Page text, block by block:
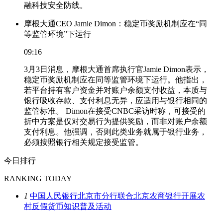
融科技安全防线。
摩根大通CEO Jamie Dimon：稳定币奖励机制应在“同
等监管环境”下运行
09:16
3月3日消息，摩根大通首席执行官Jamie Dimon表示，
稳定币奖励机制应在同等监管环境下运行。他指出，
若平台持有客户资金并对账户余额支付收益，本质与
银行吸收存款、支付利息无异，应适用与银行相同的
监管标准。 Dimon在接受CNBC采访时称，可接受的
折中方案是仅对交易行为提供奖励，而非对账户余额
支付利息。他强调，否则此类业务就属于银行业务，
必须按照银行相关规定接受监管。
今日排行
RANKING TODAY
1 中国人民银行北京市分行联合北京农商银行开展农
村反假货币知识普及活动